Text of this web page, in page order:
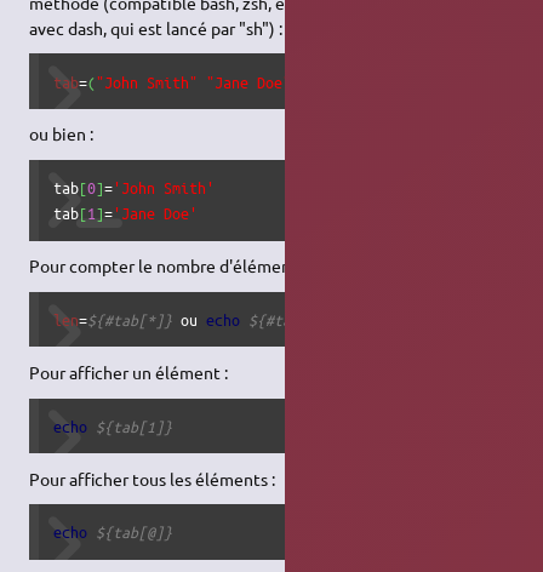
avec dash, qui est lancé par "sh") :
tab=("John Smith" "Jane Doe"
ou bien :
tab[0]='John Smith'
tab[1]='Jane Doe'
Pour compter le nombre d'éléments du tableau :
len=${#tab[*]} ou echo ${#tab[@]}
Pour afficher un élément :
echo ${tab[1]}
Pour afficher tous les éléments :
echo ${tab[@]}